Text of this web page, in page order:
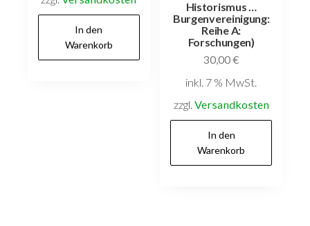
In den
Warenkorb
Historismus …
Burgenvereinigung:
Reihe A:
Forschungen)
30,00€
inkl. 7 % MwSt.
zzgl. Versandkosten
In den
Warenkorb